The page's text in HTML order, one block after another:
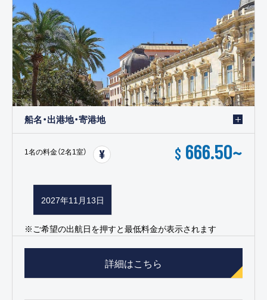
船名・出港地・寄港地
1名の料金（2名1室） $ 666.50~
2027年11月13日
※ご希望の出航日を押すと最低料金が表示されます
詳細はこちら